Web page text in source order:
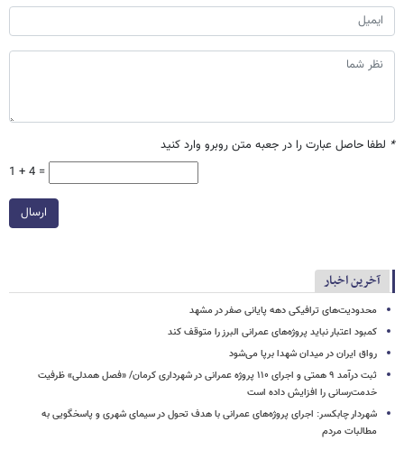
* لطفا حاصل عبارت را در جعبه متن روبرو وارد کنید
1 + 4 =
ارسال
آخرین اخبار
محدودیت‌های ترافیکی دهه پایانی صفر در مشهد
کمبود اعتبار نباید پروژه‌های عمرانی البرز را متوقف کند
رواق ایران در میدان شهدا برپا می‌شود
ثبت درآمد ۹ همتی و اجرای ۱۱۰ پروژه عمرانی در شهرداری کرمان/ «فصل همدلی» ظرفیت
خدمت‌رسانی را افزایش داده است
شهردار چابکسر: اجرای پروژه‌های عمرانی با هدف تحول در سیمای شهری و پاسخگویی به
مطالبات مردم